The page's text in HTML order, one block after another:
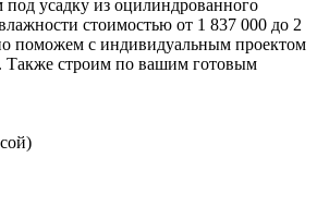
усадку из оцилиндрованного
стоимостью от 1 837 000 до 2
поможем с индивидуальным проектом
Также строим по вашим готовым